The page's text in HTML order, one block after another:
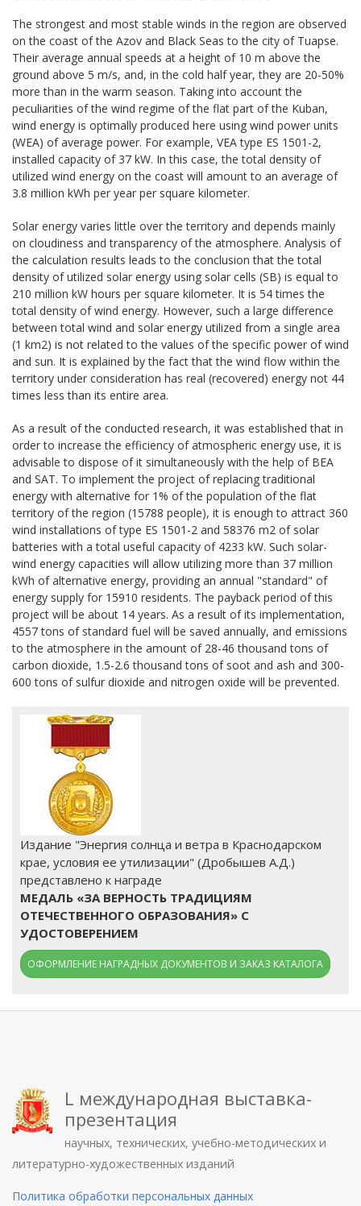
The strongest and most stable winds in the region are observed
on the coast of the Azov and Black Seas to the city of Tuapse.
Their average annual speeds at a height of 10 m above the
ground above 5 m/s, and, in the cold half year, they are 20-50%
more than in the warm season. Taking into account the
peculiarities of the wind regime of the flat part of the Kuban,
wind energy is optimally produced here using wind power units
(WEA) of average power. For example, VEA type ES 1501-2,
installed capacity of 37 kW. In this case, the total density of
utilized wind energy on the coast will amount to an average of
3.8 million kWh per year per square kilometer.
Solar energy varies little over the territory and depends mainly
on cloudiness and transparency of the atmosphere. Analysis of
the calculation results leads to the conclusion that the total
density of utilized solar energy using solar cells (SB) is equal to
210 million kW hours per square kilometer. It is 54 times the
total density of wind energy. However, such a large difference
between total wind and solar energy utilized from a single area
(1 km2) is not related to the values of the specific power of wind
and sun. It is explained by the fact that the wind flow within the
territory under consideration has real (recovered) energy not 44
times less than its entire area.
As a result of the conducted research, it was established that in
order to increase the efficiency of atmospheric energy use, it is
advisable to dispose of it simultaneously with the help of BEA
and SAT. To implement the project of replacing traditional
energy with alternative for 1% of the population of the flat
territory of the region (15788 people), it is enough to attract 360
wind installations of type ES 1501-2 and 58376 m2 of solar
batteries with a total useful capacity of 4233 kW. Such solar-
wind energy capacities will allow utilizing more than 37 million
kWh of alternative energy, providing an annual "standard" of
energy supply for 15910 residents. The payback period of this
project will be about 14 years. As a result of its implementation,
4557 tons of standard fuel will be saved annually, and emissions
to the atmosphere in the amount of 28-46 thousand tons of
carbon dioxide, 1.5-2.6 thousand tons of soot and ash and 300-
600 tons of sulfur dioxide and nitrogen oxide will be prevented.
Издание "Энергия солнца и ветра в Краснодарском
крае, условия ее утилизации" (Дробышев А.Д.)
представлено к награде
МЕДАЛЬ «ЗА ВЕРНОСТЬ ТРАДИЦИЯМ
ОТЕЧЕСТВЕННОГО ОБРАЗОВАНИЯ» С
УДОСТОВЕРЕНИЕМ
ОФОРМЛЕНИЕ НАГРАДНЫХ ДОКУМЕНТОВ И ЗАКАЗ КАТАЛОГА
L международная выставка-
презентация
научных, технических, учебно-методических и
литературно-художественных изданий
Политика обработки персональных данных